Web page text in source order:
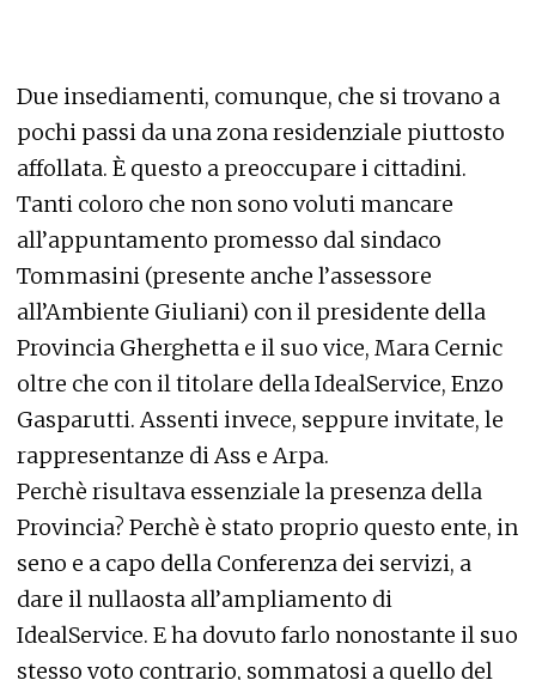
Due insediamenti, comunque, che si trovano a
pochi passi da una zona residenziale piuttosto
affollata. È questo a preoccupare i cittadini.
Tanti coloro che non sono voluti mancare
all’appuntamento promesso dal sindaco
Tommasini (presente anche l’assessore
all’Ambiente Giuliani) con il presidente della
Provincia Gherghetta e il suo vice, Mara Cernic
oltre che con il titolare della IdealService, Enzo
Gasparutti. Assenti invece, seppure invitate, le
rappresentanze di Ass e Arpa.
Perchè risultava essenziale la presenza della
Provincia? Perchè è stato proprio questo ente, in
seno e a capo della Conferenza dei servizi, a
dare il nullaosta all’ampliamento di
IdealService. E ha dovuto farlo nonostante il suo
stesso voto contrario, sommatosi a quello del